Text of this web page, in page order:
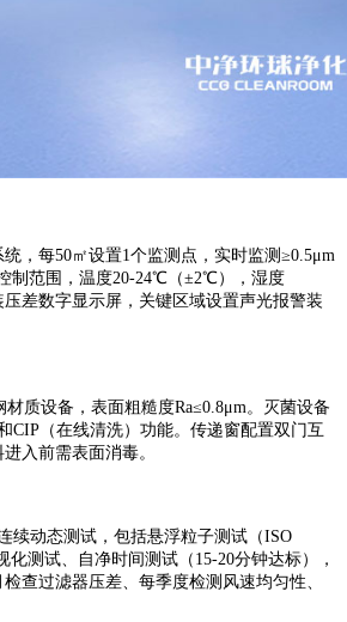
统，每50㎡设置1 个监测点，实时监测≥0.5μm
制范围，温度20-24℃（±2℃），湿度
压差数字显示屏，关键区域设置声光报警装
材质设备，表面粗糙度Ra≤0.8μm 。灭菌设备
CIP （在线清洗）功能。传递窗配置双门互
入前需表面消毒。
续动态测试，包括悬浮粒子测试（ISO
化测试、自净时间测试（ 15-20分钟达标），
查过滤器压差、每季度检测风速均匀性、